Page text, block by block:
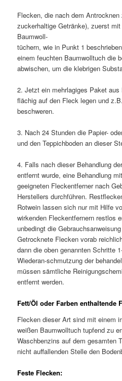
Flecken, die nach dem
zuckerhaltige Getränke), zuerst
Baumwoll-
tüchern, wie in Punkt 1
einem feuchten Baumwolltuch die
abwischen, um die klebrigen
2. Jetzt ein mehrlagiges Paket aus
flächig auf den Fleck legen und
beschweren.
3. Nach 24 Stunden die Papier-
und den Teppichboden an dieser
4. Falls nach dieser Behandlung
entfernt wurde, eine Behandlung
geeigneten Fleckentferner nach
Herstellers durchführen.
Rotwein lassen sich nur mit Hilfe
wirkenden Fleckentfernern restlos
unbedingt die
Getrocknete Flecken vorab
dann die oben genannten Schritte
Wiederan-schmutzung der
müssen sämtliche
entfernt werden.
Fett/Öl oder Farben enthaltende
Flecken dieser Art sind mit einem
weißen Baumwolltuch tupfend zu
Waschbenzins auf dem gesamten
nicht auffallenden Stelle den
Feste Flecken: